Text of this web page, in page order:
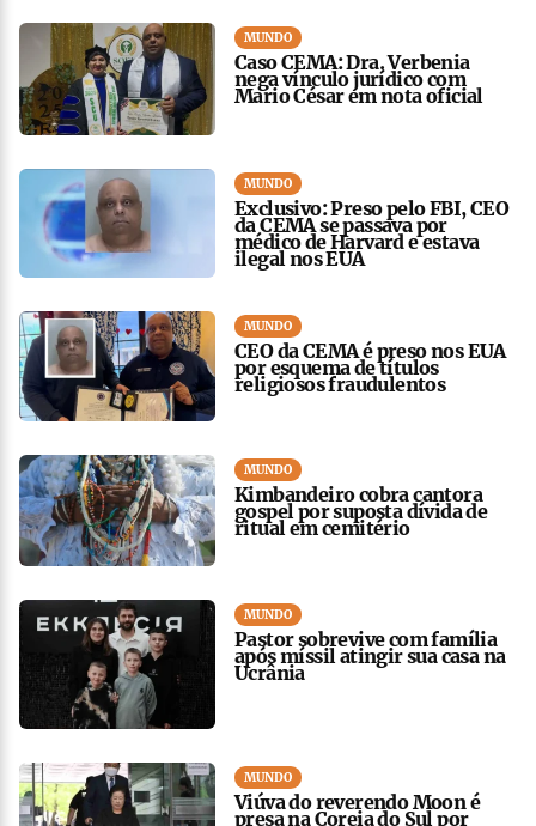
MUNDO
Caso CEMA: Dra. Verbenia
nega vínculo jurídico com
Mario César em nota oficial
MUNDO
Exclusivo: Preso pelo FBI, CEO
da CEMA se passava por
médico de Harvard e estava
ilegal nos EUA
MUNDO
CEO da CEMA é preso nos EUA
por esquema de títulos
religiosos fraudulentos
MUNDO
Kimbandeiro cobra cantora
gospel por suposta dívida de
ritual em cemitério
MUNDO
Pastor sobrevive com família
após míssil atingir sua casa na
Ucrânia
MUNDO
Viúva do reverendo Moon é
presa na Coreia do Sul por